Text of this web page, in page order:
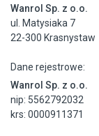
Wanrol Sp. z o.o.
ul. Matysiaka 7
22-300 Krasnystaw
Dane rejestrowe:
Wanrol Sp. z o.o.
nip: 5562792032
krs: 0000911371